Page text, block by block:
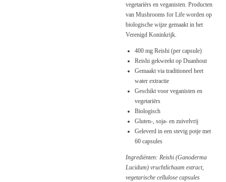
vegetariërs en veganisten. Producten
van Mushrooms for Life worden op
biologische wijze gemaakt in het
Verenigd Koninkrijk.
400 mg Reishi (per capsule)
Reishi gekweekt op Duanhout
Gemaakt via traditioneel heet
water extractie
Geschikt voor veganisten en
vegetariërs
Biologisch
Gluten-, soja- en zuivelvrij
Geleverd in een stevig potje met
60 capsules
Ingrediënten: Reishi (Ganoderma
Lucidum) vruchtlichaam extract,
vegetarische cellulose capsules